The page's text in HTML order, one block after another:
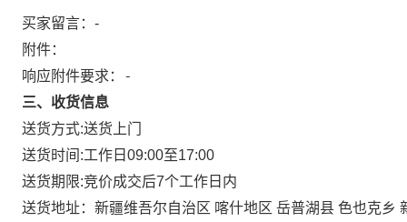
买家留言：-
附件：
响应附件要求：-
三、收货信息
送货方式:送货上门
送货时间:工作日09:00至17:00
送货期限:竞价成交后7个工作日内
送货地址： 新疆维吾尔自治区 喀什地区 岳普湖县 色也克乡